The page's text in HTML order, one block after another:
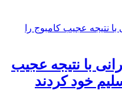
با نتیجه عجیب
خود کردند